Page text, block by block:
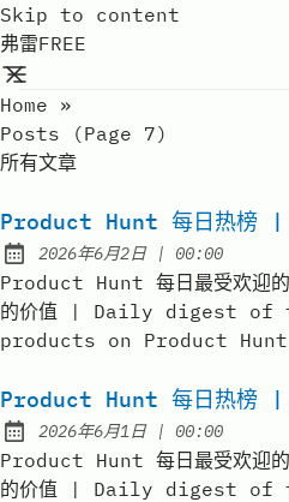
Skip to content
弗雷FREE
Home »
Posts (page 7)
所有文章
Product Hunt 每日热榜
Published:
2026年6月2日| at
00:00
Product Hunt 每日最受欢迎的
的价值 | Daily digest of
products on Product
Product Hunt 每日热榜
Published:
2026年6月1日| at
00:00
Product Hunt 每日最受欢迎的
的价值 | Daily digest of